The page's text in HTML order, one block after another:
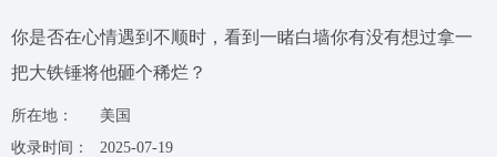
你是否在心情遇到不顺时，看到一睹白墙你有没有想过拿一
把大铁锤将他砸个稀烂？
所在地：
美国
收录时间：
2025-07-19